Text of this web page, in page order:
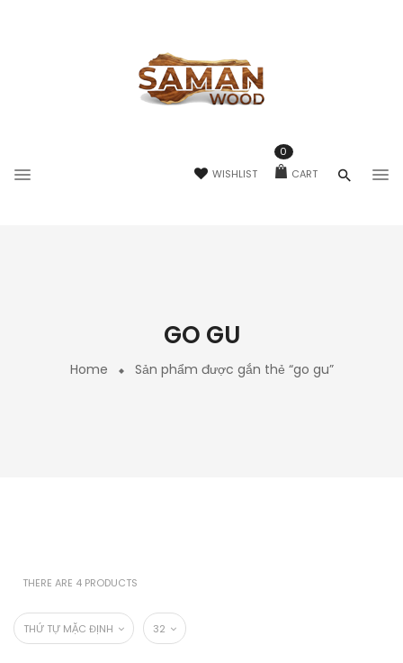
WISHLIST CART
0
GO GU
Home Sản phẩm được gắn thẻ “go gu”
THERE ARE 4 PRODUCTS
THỨ TỰ MẶC ĐỊNH 32